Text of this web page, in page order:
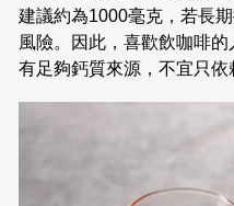
建議約為1000毫克，若長
風險。因此，喜歡飲咖啡
有足夠鈣質來源，不宜只依